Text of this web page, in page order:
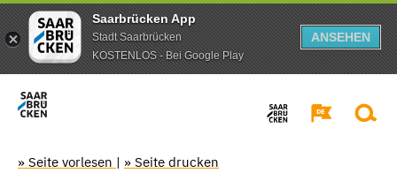
Saarbrücken App
Stadt Saarbrücken
KOSTENLOS - Bei Google Play
ANSEHEN
» Seite vorlesen | » Seite drucken